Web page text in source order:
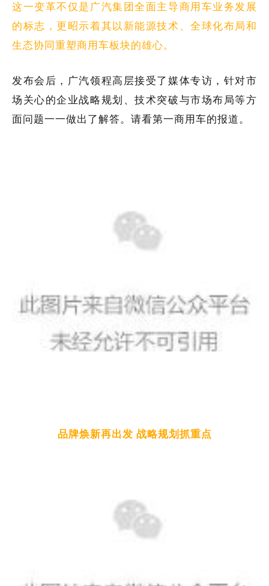
这一变革不仅是广汽集团全面主导商用车业务发展
的标志，更昭示着其以新能源技术、全球化布局和
生态协同重塑商用车板块的雄心。
发布会后，广汽领程高层接受了媒体专访，针对市
场关心的企业战略规划、技术突破与市场布局等方
面问题一一做出了解答。请看第一商用车的报道。
品牌焕新再出发 战略规划抓重点